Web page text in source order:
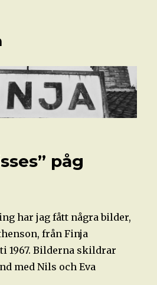
påg
har jag fått några bilder,
från Finja
1967. Bilderna skildrar
med Nils och Eva